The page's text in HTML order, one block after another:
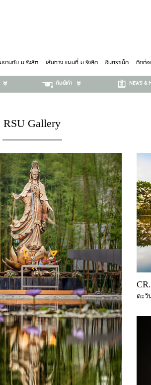
งานกับ ม.รังสิต เส้นทาง แผนที่ ม.รังสิต อินทราเน็ต ติดต่อ
ศิษย์เก่า NEWS &
RSU Gallery
ตะวั